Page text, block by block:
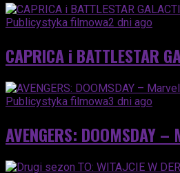
Publicystyka filmowa2 dni ago
CAPRICA i BATTLESTAR
Publicystyka filmowa3 dni ago
AVENGERS: